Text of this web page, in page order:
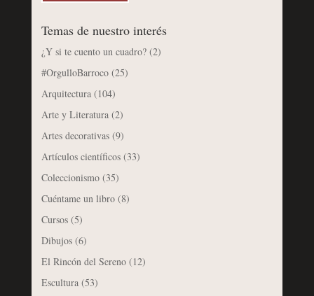
Temas de nuestro interés
¿Y si te cuento un cuadro?(2)
#OrgulloBarroco(25)
Arquitectura(104)
Arte y Literatura(2)
Artes decorativas(9)
Artículos científicos(33)
Coleccionismo(35)
Cuéntame un libro(8)
Cursos(5)
Dibujos(6)
El Rincón del Sereno(12)
Escultura(53)